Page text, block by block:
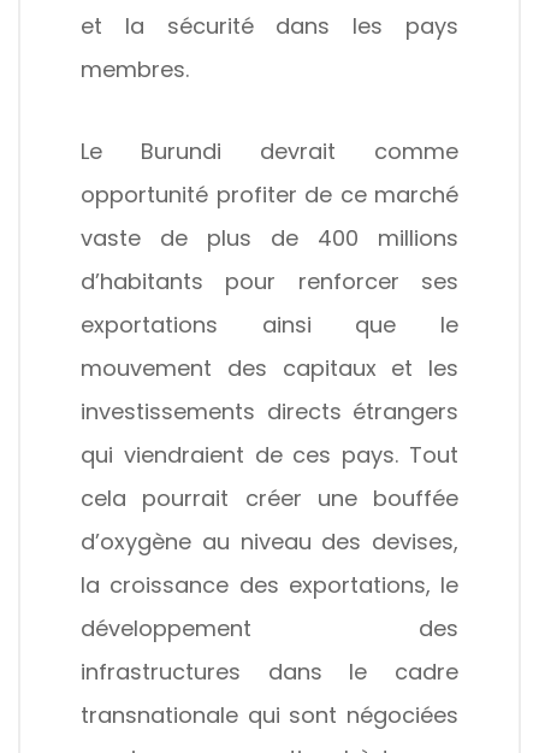
et la sécurité dans les pays
membres.
Le Burundi devrait comme
opportunité profiter de ce marché
vaste de plus de 400 millions
d’habitants pour renforcer ses
exportations ainsi que le
mouvement des capitaux et les
investissements directs étrangers
qui viendraient de ces pays. Tout
cela pourrait créer une bouffée
d’oxygène au niveau des devises,
la croissance des exportations, le
développement des
infrastructures dans le cadre
transnationale qui sont négociées